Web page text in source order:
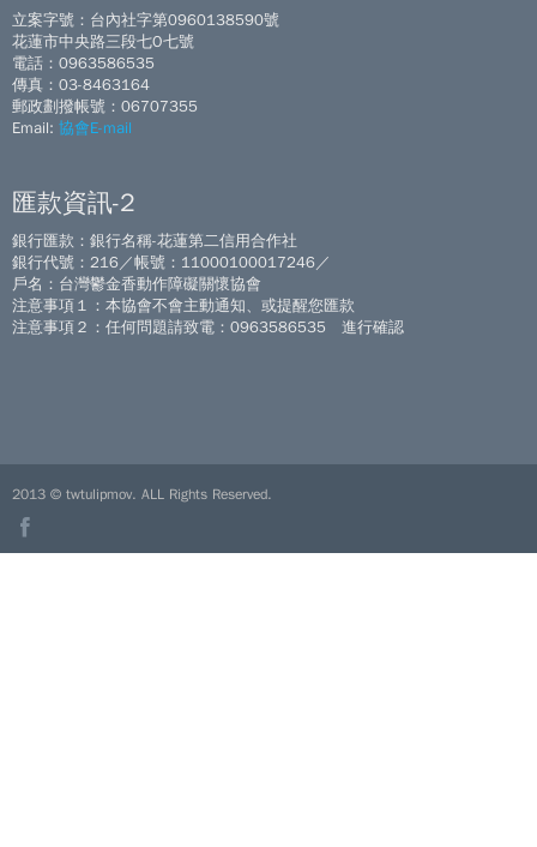
立案字號：台內社字第0960138590號
花蓮市中央路三段七O七號
電話：0963586535
傳真：03-8463164
郵政劃撥帳號：06707355
Email: 協會E-mail
匯款資訊-2
銀行匯款：銀行名稱-花蓮第二信用合作社
銀行代號：216／帳號：11000100017246／
戶名：台灣鬱金香動作障礙關懷協會
注意事項１：本協會不會主動通知、或提醒您匯款
注意事項２：任何問題請致電：0963586535 進行確認
2013 © twtulipmov. ALL Rights Reserved.